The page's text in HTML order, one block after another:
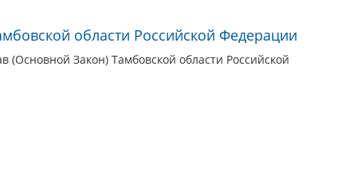
области Российской Федерации
(Основной Закон) Тамбовской области Российской